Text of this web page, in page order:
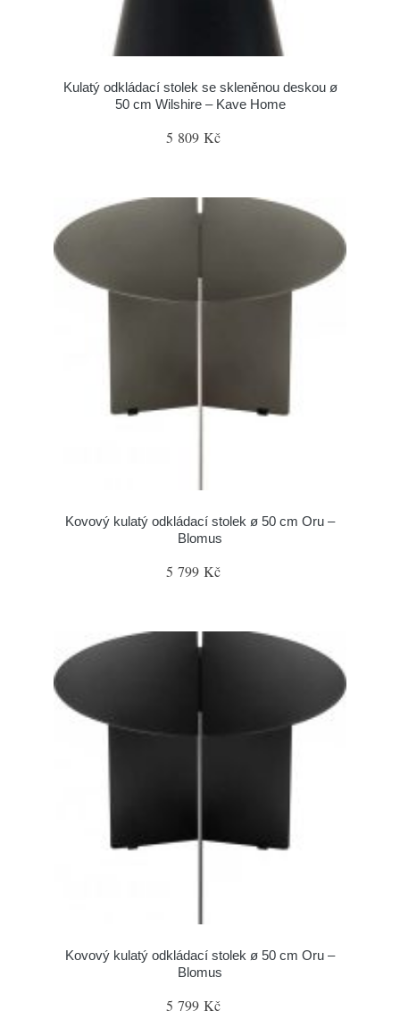
Kulatý odkládací stolek se skleněnou deskou ø
50 cm Wilshire – Kave Home
5 809 Kč
Kovový kulatý odkládací stolek ø 50 cm Oru –
Blomus
5 799 Kč
Kovový kulatý odkládací stolek ø 50 cm Oru –
Blomus
5 799 Kč